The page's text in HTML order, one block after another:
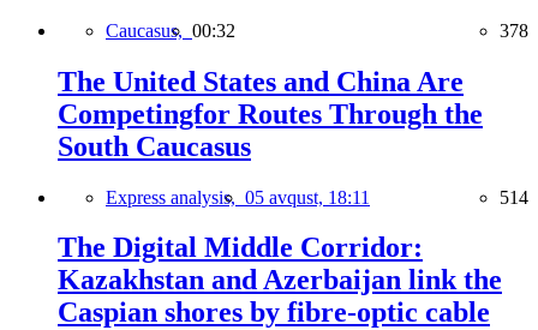
Caucasus, 00:32 378
The United States and China Are
Competingfor Routes Through the
South Caucasus
Express analysis, 05 avqust, 18:11 514
The Digital Middle Corridor:
Kazakhstan and Azerbaijan link the
Caspian shores by fibre-optic cable